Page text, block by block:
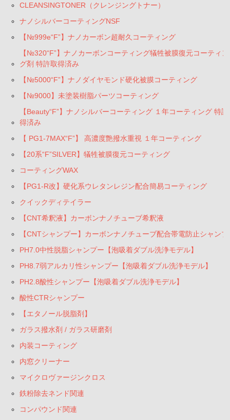
CLEANSINGTONER（クレンジングトナー）
ナノシルバーコーティングNSF
【№999e“F”】ナノカーボン超耐久コーティング
【№320“F”】ナノカーボンコーティング犠牲被膜復元コーティン
グ剤 特許取得済み
【№5000“F”】ナノダイヤモンド硬化被膜コーティング
【№9000】未塗装樹脂パーツコーティング
【Beauty“F”】ナノシルバーコーティング １年コーティング 特
得済み
【 PG1-7MAX“F”】 高濃度艶撥水重視 １年コーティング
【20系“F”SILVER】犠牲被膜復元コーティング
コーティングWAX
【PG1-R改】硬化系ウレタンレジン配合簡易コーティング
クイックディテイラー
【CNT希釈液】カーボンナノチューブ希釈液
【CNTシャンプー】カーボンナノチューブ配合帯電防止シャン
PH7.0中性脱脂シャンプー【泡吸着ダブル洗浄モデル】
PH8.7弱アルカリ性シャンプー【泡吸着ダブル洗浄モデル】
PH2.8酸性シャンプー【泡吸着ダブル洗浄モデル】
酸性CTRシャンプー
【エタノール脱脂剤】
ガラス撥水剤 / ガラス研磨剤
内装コーティング
内窓クリーナー
マイクロヴァージンクロス
鉄粉除去ネンド関連
コンパウンド関連